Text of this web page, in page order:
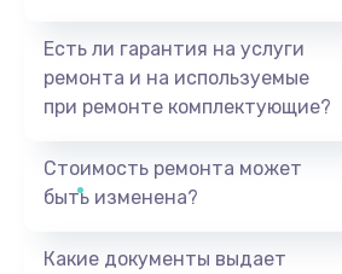
Есть ли гарантия на услуги
ремонта и на используемые
при ремонте комплектующие?
Стоимость ремонта может
быть изменена?
Какие документы выдает